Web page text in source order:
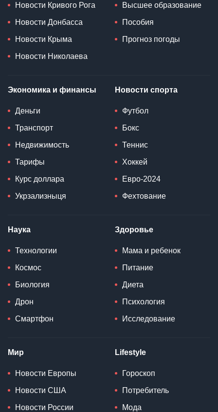
Новости Кривого Рога
Новости Донбасса
Новости Крыма
Новости Николаева
Высшее образование
Пособия
Прогноз погоды
Экономика и финансы
Деньги
Транспорт
Недвижимость
Тарифы
Курс доллара
Укрзализныця
Новости спорта
Футбол
Бокс
Теннис
Хоккей
Евро-2024
Фехтование
Наука
Технологии
Космос
Биология
Дрон
Смартфон
Здоровье
Мама и ребенок
Питание
Диета
Психология
Исследование
Мир
Новости Европы
Новости США
Новости России
Lifestyle
Гороскоп
Потребитель
Мода